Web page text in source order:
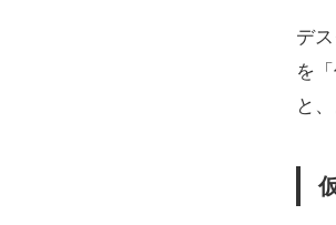
デ
を
と